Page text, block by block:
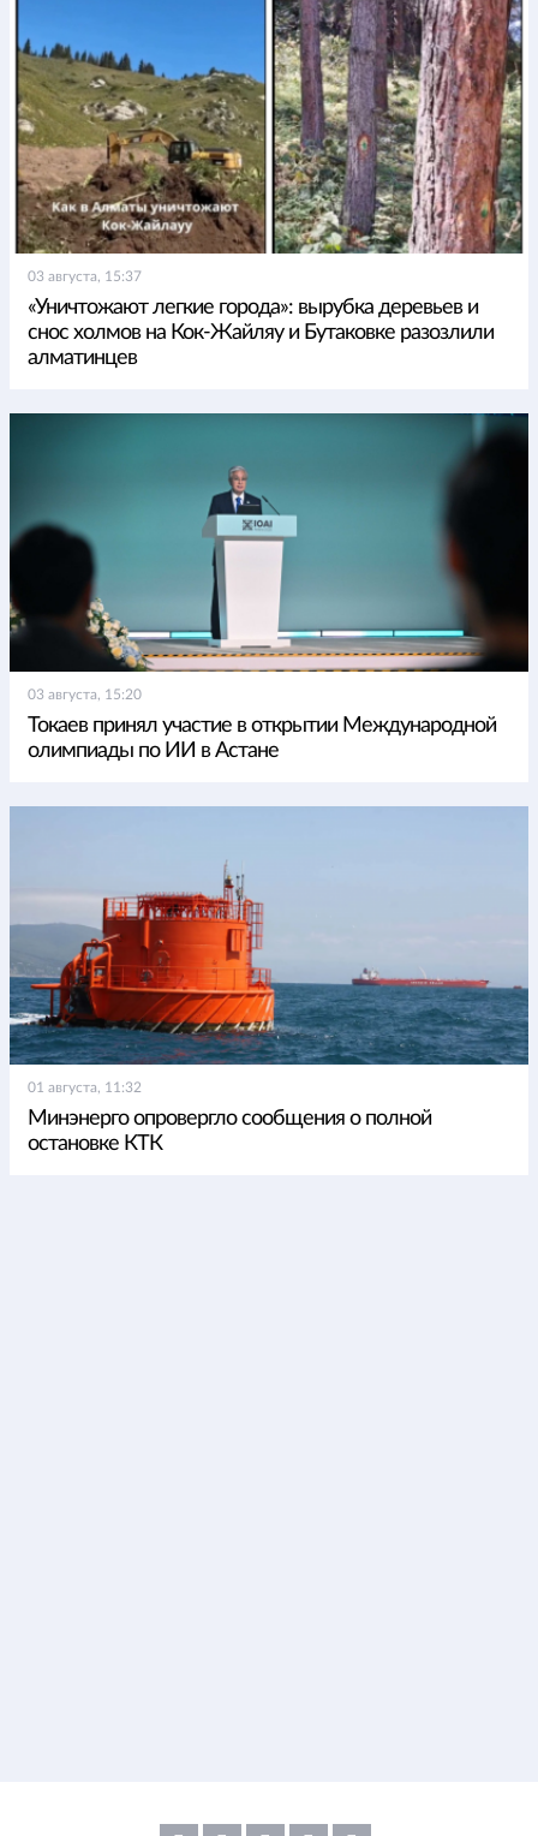
03 августа, 15:37
«Уничтожают легкие города»: вырубка деревьев и
снос холмов на Кок-Жайляу и Бутаковке разозлили
алматинцев
03 августа, 15:20
Токаев принял участие в открытии Международной
олимпиады по ИИ в Астане
01 августа, 11:32
Минэнерго опровергло сообщения о полной
остановке КТК